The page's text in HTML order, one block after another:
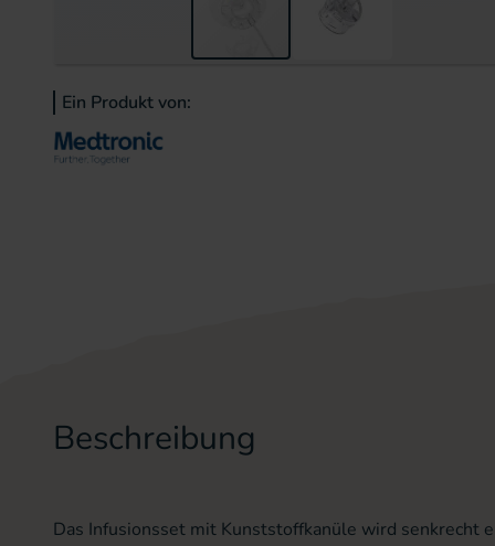
Ein Produkt von:
Beschreibung
Das Infusionsset mit Kunststoffkanüle wird senkrecht